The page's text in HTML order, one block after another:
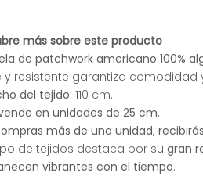
más sobre este producto
de patchwork americano 100%
y resistente garantiza
del tejido: 110 cm.
en unidades de 25 cm.
más de una unidad,
de tejidos destaca por su gran
vibrantes con el tiempo.